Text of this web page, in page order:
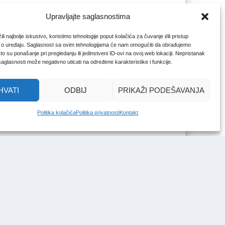
Upravljajte saglasnostima
najbolje iskustvo, koristimo tehnologije poput kolačića za čuvanje i/ili pristup
uređaju. Saglasnost sa ovim tehnologijama će nam omogućiti da obrađujemo
su ponašanje pri pregledanju ili jedinstveni ID-ovi na ovoj web lokaciji. Nepristanak
može negativno uticati na određene karakteristike i funkcije.
ODBIJ PRIKAŽI PODEŠAVANJA
Politika kolačićaPolitika privatnostiKontakt